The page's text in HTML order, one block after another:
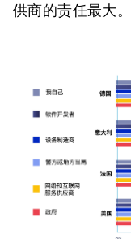
供商的责任最大。